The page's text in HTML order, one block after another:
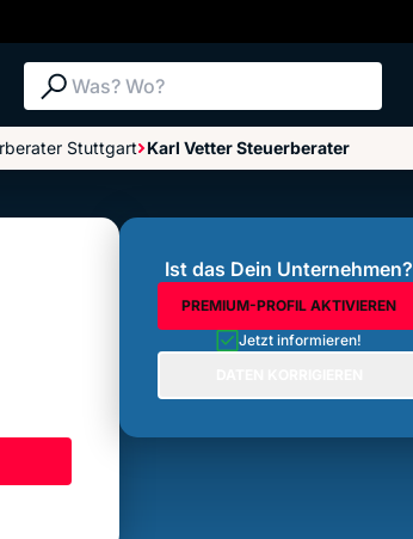
Suche: Was? Wo?
Stuttgart Karl Vetter Steuerberater
Ist das Dein Unternehmen?
PREMIUM-PROFIL AKTIVIEREN
Jetzt informieren!